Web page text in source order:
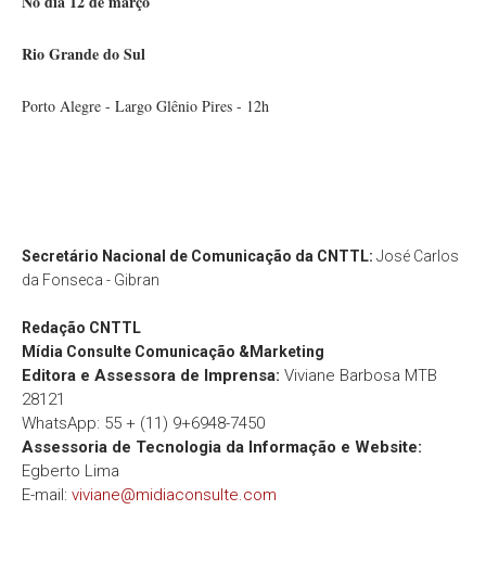
Rio Grande do Sul
Porto Alegre - Largo Glênio Pires - 12h
Secretário Nacional de Comunicação da CNTTL: José Carlos
da Fonseca - Gibran
Redação CNTTL
Mídia Consulte Comunicação &Marketing
Editora e Assessora de Imprensa: Viviane Barbosa MTB
28121
WhatsApp: 55 + (11) 9+6948-7450
Assessoria de Tecnologia da Informação e Website:
Egberto Lima
E-mail: viviane@midiaconsulte.com